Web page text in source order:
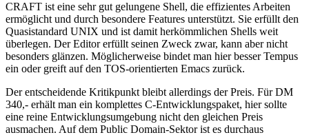
CRAFT ist eine sehr gut gelungene Shell, die effizientes Arbeiten
ermöglicht und durch besondere Features unterstützt. Sie erfüllt den
Quasistandard UNIX und ist damit herkömmlichen Shells weit
überlegen. Der Editor erfüllt seinen Zweck zwar, kann aber nicht
besonders glänzen. Möglicherweise bindet man hier besser Tempus
ein oder greift auf den TOS-orientierten Emacs zurück.
Der entscheidende Kritikpunkt bleibt allerdings der Preis. Für DM
340,- erhält man ein komplettes C-Entwicklungspaket, hier sollte
eine reine Entwicklungsumgebung nicht den gleichen Preis
ausmachen. Auf dem Public Domain-Sektor ist es durchaus